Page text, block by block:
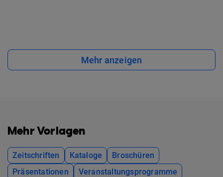
Mehr anzeigen
Mehr Vorlagen
Zeitschriften Kataloge
Broschüren
Präsentationen
Veranstaltungsprogramme